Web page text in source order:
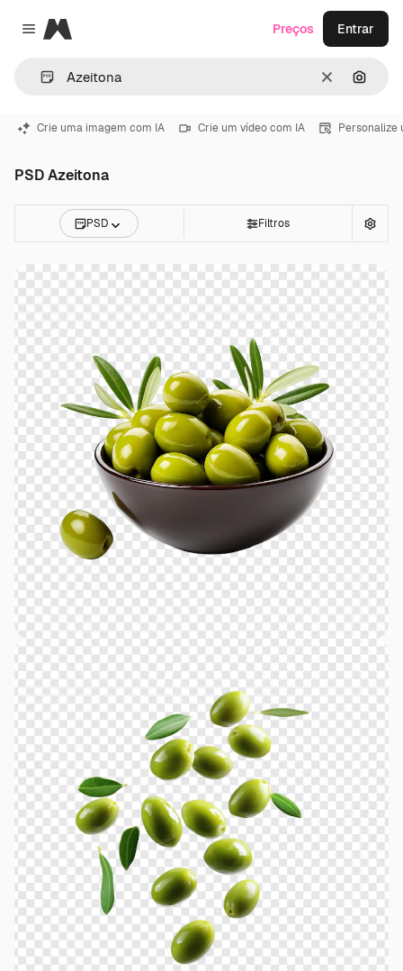
Close menu
Magnific
Limpar
Preços Entrar
Crie uma imagem com IA Crie um vídeo com IA Personalize
PSD Azeitona
PSD Filtros